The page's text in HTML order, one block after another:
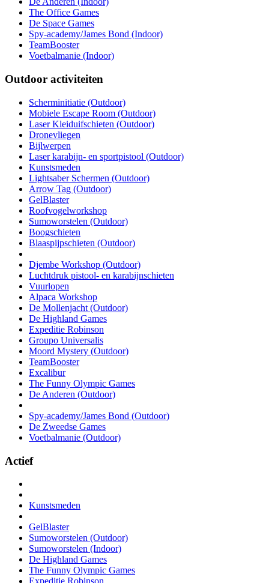
The Office Games
De Space Games
Spy-academy/James Bond (Indoor)
TeamBooster
Voetbalmanie (Indoor)
Outdoor activiteiten
Scherminitiatie (Outdoor)
Mobiele Escape Room (Outdoor)
Laser Kleiduifschieten (Outdoor)
Dronevliegen
Bijlwerpen
Laser karabijn- en sportpistool (Outdoor)
Kunstsmeden
Lightsaber Schermen (Outdoor)
Arrow Tag (Outdoor)
GelBlaster
Roofvogelworkshop
Sumoworstelen (Outdoor)
Boogschieten
Blaaspijpschieten (Outdoor)
Djembe Workshop (Outdoor)
Luchtdruk pistool- en karabijnschieten
Vuurlopen
Alpaca Workshop
De Mollenjacht (Outdoor)
De Highland Games
Expeditie Robinson
Groupo Universalis
Moord Mystery (Outdoor)
TeamBooster
Excalibur
The Funny Olympic Games
De Anderen (Outdoor)
Spy-academy/James Bond (Outdoor)
De Zweedse Games
Voetbalmanie (Outdoor)
Actief
Kunstsmeden
GelBlaster
Sumoworstelen (Outdoor)
Sumoworstelen (Indoor)
De Highland Games
The Funny Olympic Games